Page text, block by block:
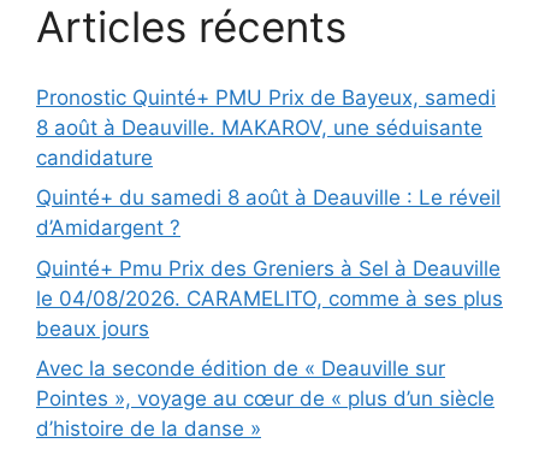
Articles récents
Pronostic Quinté+ PMU Prix de Bayeux, samedi
8 août à Deauville. MAKAROV, une séduisante
candidature
Quinté+ du samedi 8 août à Deauville : Le réveil
d’Amidargent ?
Quinté+ Pmu Prix des Greniers à Sel à Deauville
le 04/08/2026. CARAMELITO, comme à ses plus
beaux jours
Avec la seconde édition de « Deauville sur
Pointes », voyage au cœur de « plus d’un siècle
d’histoire de la danse »